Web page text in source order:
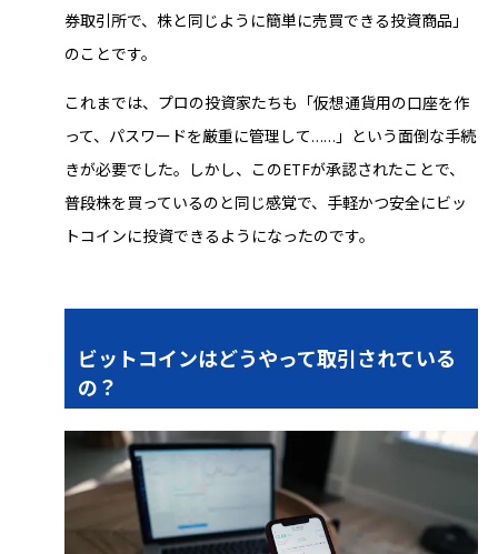
券取引所で、株と同じように簡単に売買できる投資商品」
のことです。
これまでは、プロの投資家たちも「仮想通貨用の口座を作
って、パスワードを厳重に管理して……」という面倒な手続
きが必要でした。しかし、このETFが承認されたことで、
普段株を買っているのと同じ感覚で、手軽かつ安全にビッ
トコインに投資できるようになったのです。
ビットコインはどうやって取引されている
の？